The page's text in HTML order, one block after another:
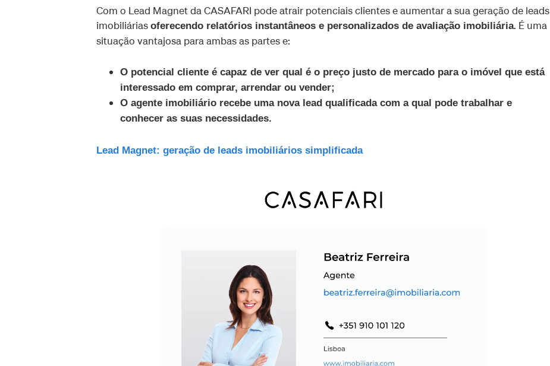
Com o Lead Magnet da CASAFARI pode atrair potenciais clientes e aumentar a sua geração de leads
imobiliárias oferecendo relatórios instantâneos e personalizados de avaliação imobiliária. É uma
situação vantajosa para ambas as partes e:
O potencial cliente é capaz de ver qual é o preço justo de mercado para o imóvel que está
interessado em comprar, arrendar ou vender;
O agente imobiliário recebe uma nova lead qualificada com a qual pode trabalhar e
conhecer as suas necessidades.
Lead Magnet: geração de leads imobiliários simplificada